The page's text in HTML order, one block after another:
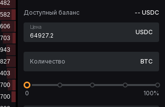
Доступный баланс -- USDC
Цена
USDC
BTC
0 100%